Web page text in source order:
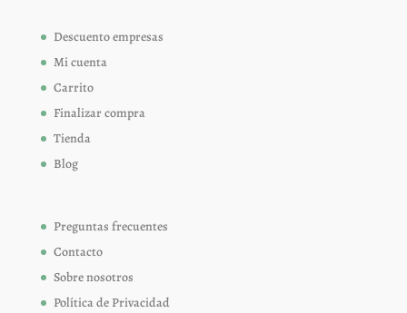
Descuento empresas
Mi cuenta
Carrito
Finalizar compra
Tienda
Blog
Preguntas frecuentes
Contacto
Sobre nosotros
Política de Privacidad